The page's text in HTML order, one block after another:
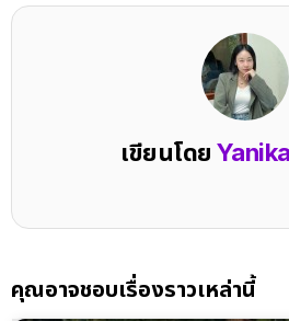
เขียนโดย
คุณอาจชอบเรื่องราวเหล่านี้